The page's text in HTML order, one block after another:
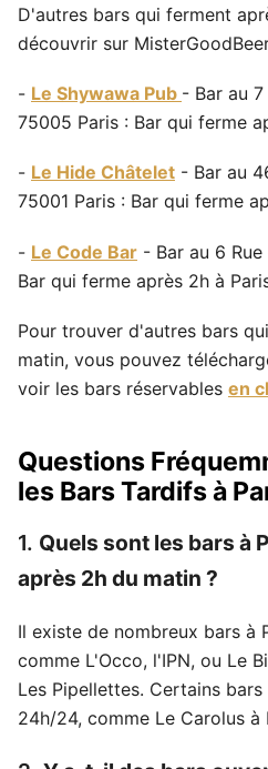
D'autres bars qui ferment
découvrir sur
- Le Shywawa Pub - Bar au
75005 Paris : Bar qui ferme
- Le Hide Châtelet - Bar au
75001 Paris : Bar qui ferme
- Le Code Bar - Bar au 6
Bar qui ferme après 2h à
Pour trouver d'autres bars
matin, vous pouvez
voir les bars réservables en
Questions
les Bars Tardifs à
1. Quels sont les bars à
après 2h du matin ?
Il existe de nombreux bars à
comme L'Occo, l'IPN, ou Le
Les Pipellettes. Certains
24h/24, comme Le Carolus à